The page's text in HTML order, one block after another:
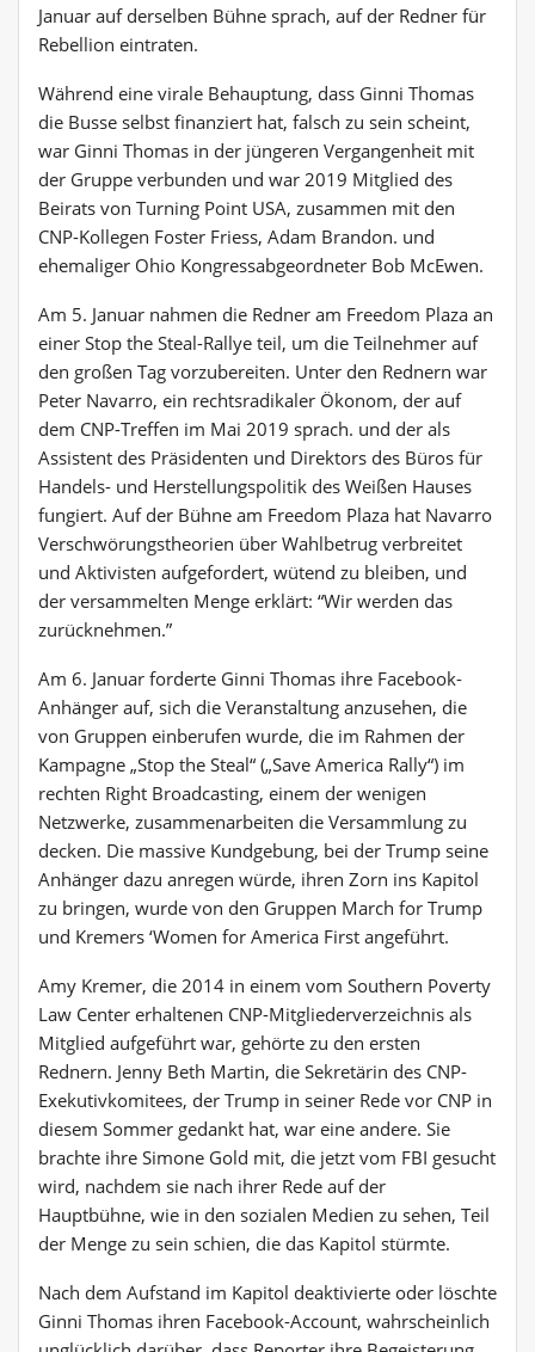
Januar auf derselben Bühne sprach, auf der Redner für
Rebellion eintraten.
Während eine virale Behauptung, dass Ginni Thomas
die Busse selbst finanziert hat, falsch zu sein scheint,
war Ginni Thomas in der jüngeren Vergangenheit mit
der Gruppe verbunden und war 2019 Mitglied des
Beirats von Turning Point USA, zusammen mit den
CNP-Kollegen Foster Friess, Adam Brandon. und
ehemaliger Ohio Kongressabgeordneter Bob McEwen.
Am 5. Januar nahmen die Redner am Freedom Plaza an
einer Stop the Steal-Rallye teil, um die Teilnehmer auf
den großen Tag vorzubereiten. Unter den Rednern war
Peter Navarro, ein rechtsradikaler Ökonom, der auf
dem CNP-Treffen im Mai 2019 sprach. und der als
Assistent des Präsidenten und Direktors des Büros für
Handels- und Herstellungspolitik des Weißen Hauses
fungiert. Auf der Bühne am Freedom Plaza hat Navarro
Verschwörungstheorien über Wahlbetrug verbreitet
und Aktivisten aufgefordert, wütend zu bleiben, und
der versammelten Menge erklärt: “Wir werden das
zurücknehmen.”
Am 6. Januar forderte Ginni Thomas ihre Facebook-
Anhänger auf, sich die Veranstaltung anzusehen, die
von Gruppen einberufen wurde, die im Rahmen der
Kampagne „Stop the Steal“ („Save America Rally“) im
rechten Right Broadcasting, einem der wenigen
Netzwerke, zusammenarbeiten die Versammlung zu
decken. Die massive Kundgebung, bei der Trump seine
Anhänger dazu anregen würde, ihren Zorn ins Kapitol
zu bringen, wurde von den Gruppen March for Trump
und Kremers ‘Women for America First angeführt.
Amy Kremer, die 2014 in einem vom Southern Poverty
Law Center erhaltenen CNP-Mitgliederverzeichnis als
Mitglied aufgeführt war, gehörte zu den ersten
Rednern. Jenny Beth Martin, die Sekretärin des CNP-
Exekutivkomitees, der Trump in seiner Rede vor CNP in
diesem Sommer gedankt hat, war eine andere. Sie
brachte ihre Simone Gold mit, die jetzt vom FBI gesucht
wird, nachdem sie nach ihrer Rede auf der
Hauptbühne, wie in den sozialen Medien zu sehen, Teil
der Menge zu sein schien, die das Kapitol stürmte.
Nach dem Aufstand im Kapitol deaktivierte oder löschte
Ginni Thomas ihren Facebook-Account, wahrscheinlich